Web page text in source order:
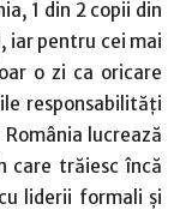
1 din 2 copii din
iar pentru cei mai
o zi ca oricare
responsabilităţi
lucrează
care trăiesc încă
liderii formali şi